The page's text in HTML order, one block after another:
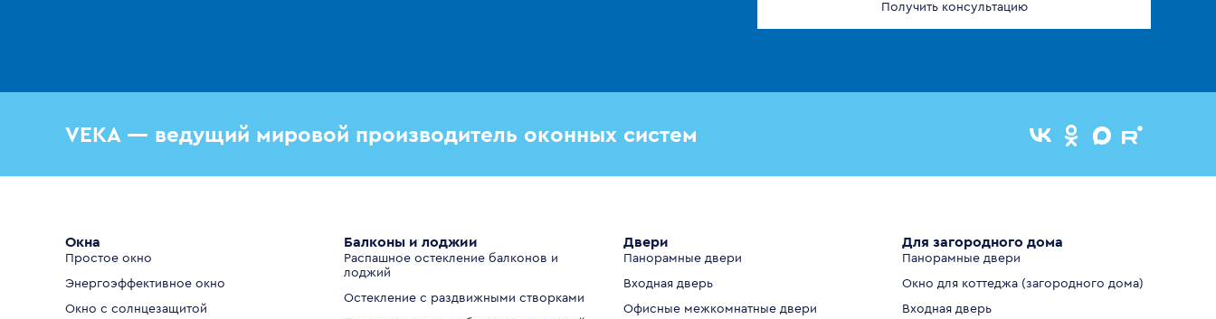
Получить консультацию
VEKA — ведущий мировой производитель оконных систем
Окна
Простое окно
Энергоэффективное окно
Окно с солнцезащитой
Балконы и лоджии
Распашное остекление балконов и
лоджий
Остекление с раздвижными створками
Двери
Панорамные двери
Входная дверь
Офисные межкомнатные двери
Для загородного дома
Панорамные двери
Окно для коттеджа (загородного дома)
Входная дверь